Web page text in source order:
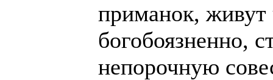
приманок, живут
богобоязненно,
непорочную